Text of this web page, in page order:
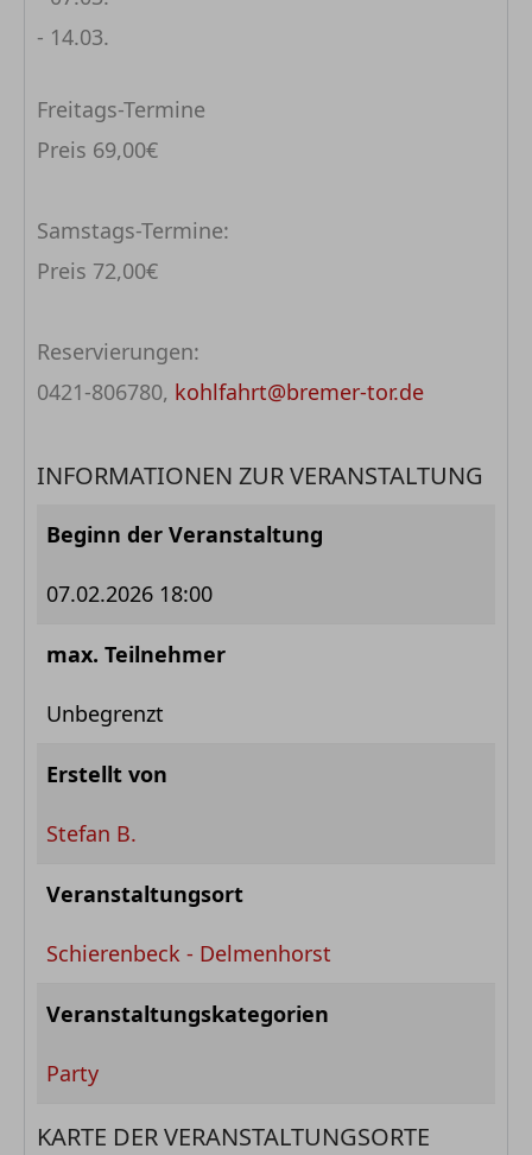
- 14.03.
Freitags-Termine
Preis 69,00€
Samstags-Termine:
Preis 72,00€
Reservierungen:
0421-806780, kohlfahrt@bremer-tor.de
INFORMATIONEN ZUR VERANSTALTUNG
Beginn der Veranstaltung
07.02.2026 18:00
max. Teilnehmer
Unbegrenzt
Erstellt von
Stefan B.
Veranstaltungsort
Schierenbeck - Delmenhorst
Veranstaltungskategorien
Party
KARTE DER VERANSTALTUNGSORTE